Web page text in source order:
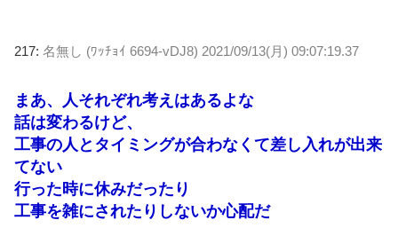
217: 名無し (ﾜｯﾁｮｲ 6694-vDJ8) 2021/09/13(月) 09:07:19.37
まあ、人それぞれ考えはあるよな
話は変わるけど、
工事の人とタイミングが合わなくて差し入れが出来
てない
行った時に休みだったり
工事を雑にされたりしないか心配だ